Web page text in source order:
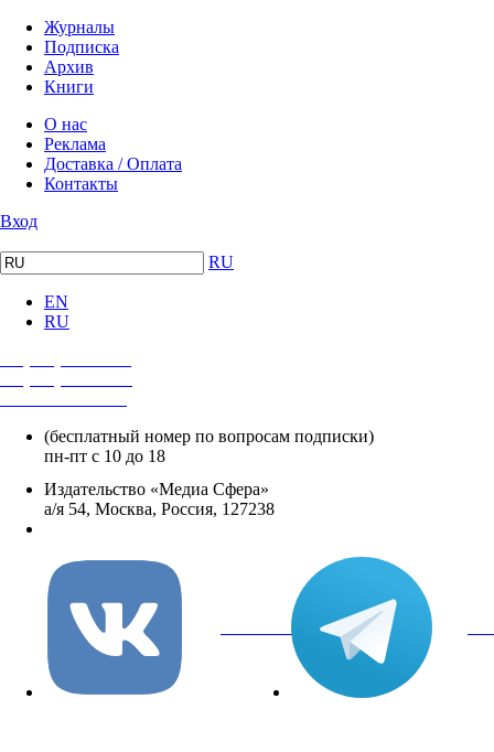
Журналы
Подписка
Архив
Книги
О нас
Реклама
Доставка / Оплата
Контакты
Вход
RU
EN
RU
(бесплатный номер по вопросам подписки)
пн-пт с 10 до 18
Издательство «Медиа Сфера»
а/я 54, Москва, Россия, 127238
вКонтакте